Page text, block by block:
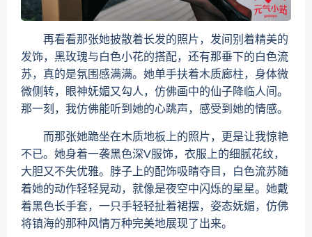
再看看那张她披散着长发的照片，发间别着精美的
发饰，黑玫瑰与白色小花的搭配，还有那垂下的白色流
苏，真的是氛围感满满。她单手扶着木质廊柱，身体微
微侧转，眼神妩媚又勾人，仿佛画中的仙子降临人间。
那一刻，我仿佛能听到她的心跳声，感受到她的情感。
而那张她跪坐在木质地板上的照片，更是让我惊艳
不已。她身着一袭黑色深V服饰，衣服上的细腻花纹，
大胆又不失优雅。脖子上的配饰吸睛夺目，白色流苏随
着她的动作轻轻晃动，就像是夜空中闪烁的星星。她戴
着黑色长手套，一只手轻轻扯着裙摆，姿态妩媚，仿佛
将镇海的那种风情万种完美地展现了出来。